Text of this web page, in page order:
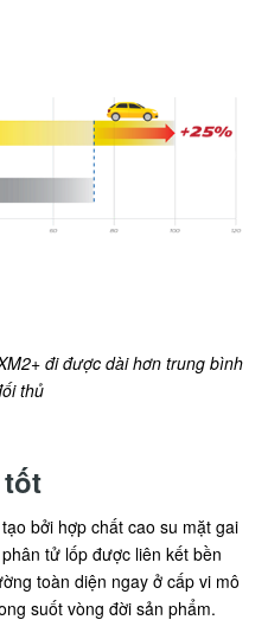
đi được dài hơn trung bình
thủ
bởi hợp chất cao su mặt gai
tử lốp được liên kết bền
toàn diện ngay ở cấp vi mô
suốt vòng đời sản phẩm.